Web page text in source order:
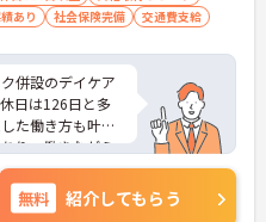
あり 社会保険完備 交通費支給
併設のデイケア
日は126日と多
た働き方も叶い
り、働きながら
のある方には、
をお話しします
無料 紹介してもらう